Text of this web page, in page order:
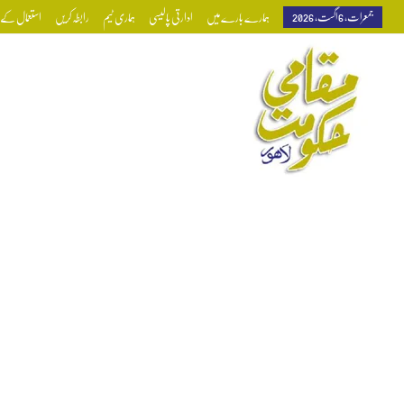
جمعرات, 6 اگست, 2026 ہمارے بارے میں ادارتی پالیسی ہماری ٹیم رابطہ کریں استعمال کے